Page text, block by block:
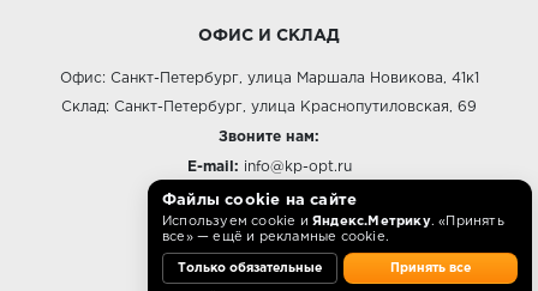
ОФИС И СКЛАД
Офис: Санкт-Петербург, улица Маршала Новикова, 41к1
Склад: Санкт-Петербург, улица Краснопутиловская, 69
Звоните нам:
E-mail: info@kp-opt.ru
Режим работы
10:00 - 18:00 пн-пт.
Файлы cookie на сайте
Используем cookie и Яндекс.Метрику. «Принять
все» — ещё и рекламные cookie.
Только обязательные Принять все